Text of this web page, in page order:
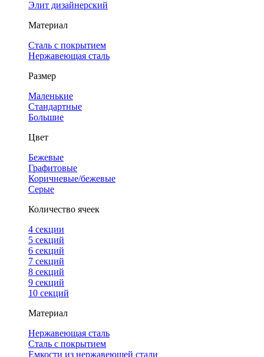
Элит дизайнерский
Материал
Сталь с покрытием
Нержавеющая сталь
Размер
Маленькие
Стандартные
Большие
Цвет
Бежевые
Графитовые
Коричневые/бежевые
Серые
Количество ячеек
4 cекции
5 секций
6 секций
7 секций
8 секций
9 секций
10 секций
Материал
Нержавеющая сталь
Сталь с покрытием
Емкости из нержавеющей стали